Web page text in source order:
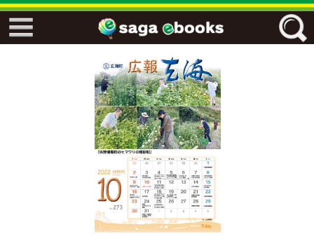
フリーワード
ジャンル
エリア